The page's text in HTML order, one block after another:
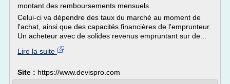
montant des remboursements mensuels.
Celui-ci va dépendre des taux du marché au moment de
l'achat, ainsi que des capacités financières de l'emprunteur.
Un acheteur avec de solides revenus empruntant sur de...
Lire la suite
Site : https://www.devispro.com